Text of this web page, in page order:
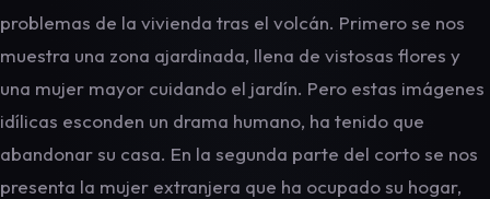
problemas de la vivienda tras el volcán. Primero se nos
muestra una zona ajardinada, llena de vistosas flores y
una mujer mayor cuidando el jardín. Pero estas imágenes
idílicas esconden un drama humano, ha tenido que
abandonar su casa. En la segunda parte del corto se nos
presenta la mujer extranjera que ha ocupado su hogar,